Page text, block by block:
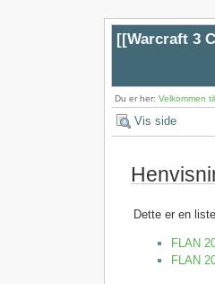
[[Warcraft 3
Du er her: Velkommen
Vis side
Dette er en
FLAN
FLAN